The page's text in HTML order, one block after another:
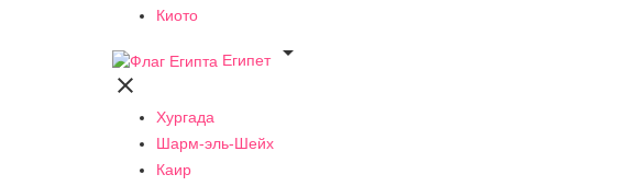
Киото
Египет


Хургада
Шарм-эль-Шейх
Каир